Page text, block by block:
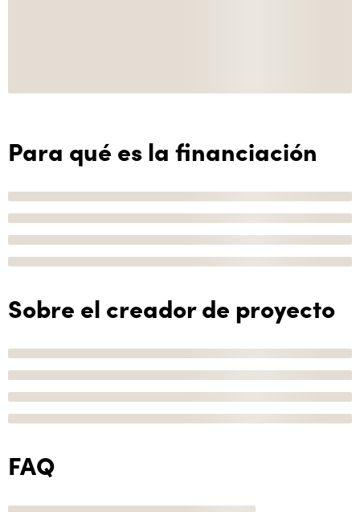
Para qué es la financiación
Sobre el creador de proyecto
FAQ